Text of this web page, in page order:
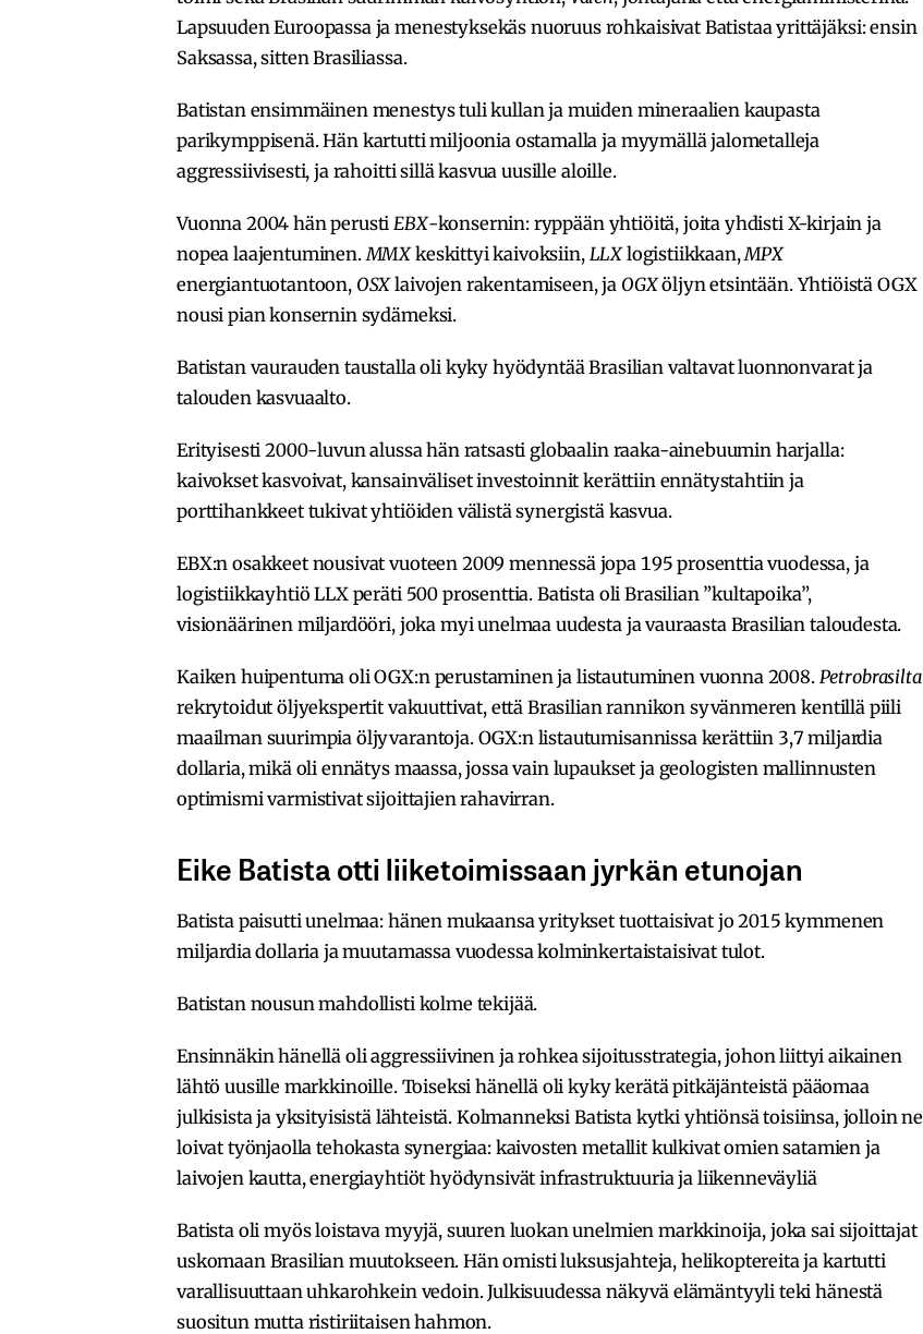
Lapsuuden Euroopassa ja menestyksekäs nuoruus rohkaisivat Batistaa yrittäjäksi: ensin
Saksassa, sitten Brasiliassa.
Batistan ensimmäinen menestys tuli kullan ja muiden mineraalien kaupasta
parikymppisenä. Hän kartutti miljoonia ostamalla ja myymällä jalometalleja
aggressiivisesti, ja rahoitti sillä kasvua uusille aloille.
Vuonna 2004 hän perusti EBX-konsernin: ryppään yhtiöitä, joita yhdisti X-kirjain ja
nopea laajentuminen. MMXkeskittyi kaivoksiin, LLXlogistiikkaan, MPX
energiantuotantoon, OSXlaivojen rakentamiseen, ja OGXöljyn etsintään. Yhtiöistä OGX
nousi pian konsernin sydämeksi.
Batistan vaurauden taustalla oli kyky hyödyntää Brasilian valtavat luonnonvarat ja
talouden kasvuaalto.
Erityisesti 2000-luvun alussa hän ratsasti globaalin raaka-ainebuumin harjalla:
kaivokset kasvoivat, kansainväliset investoinnit kerättiin ennätystahtiin ja
porttihankkeet tukivat yhtiöiden välistä synergistä kasvua.
EBX:n osakkeet nousivat vuoteen 2009 mennessä jopa 195 prosenttia vuodessa, ja
logistiikkayhtiö LLX peräti 500 prosenttia. Batista oli Brasilian ”kultapoika”,
visionäärinen miljardööri, joka myi unelmaa uudesta ja vauraasta Brasilian taloudesta.
Kaiken huipentuma oli OGX:n perustaminen ja listautuminen vuonna 2008. Petrobrasilta
rekrytoidut öljyekspertit vakuuttivat, että Brasilian rannikon syvänmeren kentillä piili
maailman suurimpia öljyvarantoja. OGX:n listautumisannissa kerättiin 3,7 miljardia
dollaria, mikä oli ennätys maassa, jossa vain lupaukset ja geologisten mallinnusten
optimismi varmistivat sijoittajien rahavirran.
Eike Batista otti liiketoimissaan jyrkän etunojan
Batista paisutti unelmaa: hänen mukaansa yritykset tuottaisivat jo 2015 kymmenen
miljardia dollaria ja muutamassa vuodessa kolminkertaistaisivat tulot.
Batistan nousun mahdollisti kolme tekijää.
Ensinnäkin hänellä oli aggressiivinen ja rohkea sijoitusstrategia, johon liittyi aikainen
lähtö uusille markkinoille. Toiseksi hänellä oli kyky kerätä pitkäjänteistä pääomaa
julkisista ja yksityisistä lähteistä. Kolmanneksi Batista kytki yhtiönsä toisiinsa, jolloin ne
loivat työnjaolla tehokasta synergiaa: kaivosten metallit kulkivat omien satamien ja
laivojen kautta, energiayhtiöt hyödynsivät infrastruktuuria ja liikenneväyliä
Batista oli myös loistava myyjä, suuren luokan unelmien markkinoija, joka sai sijoittajat
uskomaan Brasilian muutokseen. Hän omisti luksusjahteja, helikoptereita ja kartutti
varallisuuttaan uhkarohkein vedoin. Julkisuudessa näkyvä elämäntyyli teki hänestä
suositun mutta ristiriitaisen hahmon.